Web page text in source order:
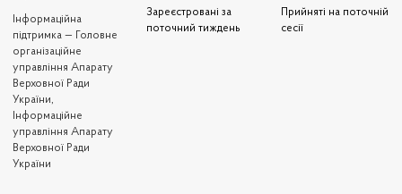
Iнформаційна
підтримка — Головне
організаційне
управління Апарату
Верховної Ради
України,
Інформаційне
управління Апарату
Верховної Ради
України
Зареєстровані за
поточний тиждень
Прийняті на поточній
сесії